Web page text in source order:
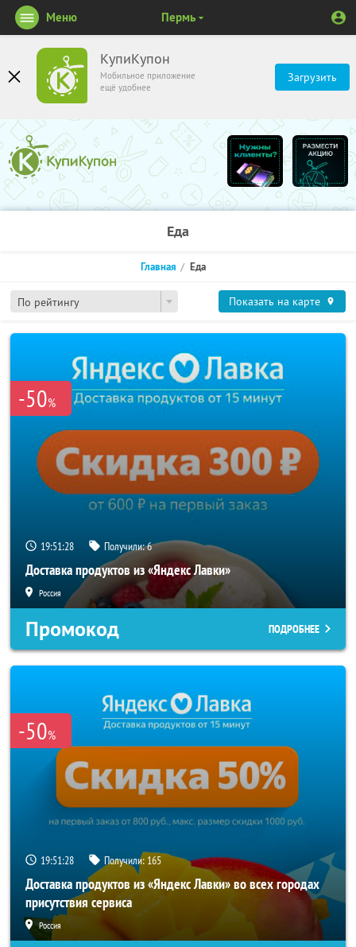
КупиКупон
Мобильное приложение
ещё удобнее
Загрузить
Меню Пермь
Еда
По рейтингу
Главная Еда
Показать на карте
-50%
19:51:28 Получили:6
Доставка продуктов из «Яндекс Лавки»
Россия
Промокод ПОДРОБНЕЕ
-50%
19:51:28 Получили: 165
Доставка продуктов из «Яндекс Лавки» во всех городах
присутствия сервиса
Россия